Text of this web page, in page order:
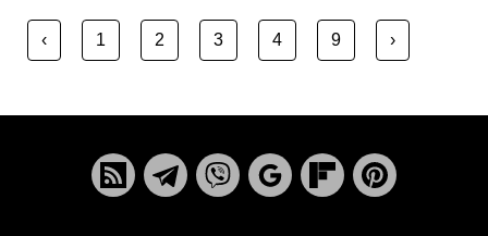
‹ 1 2 3 4 9 ›